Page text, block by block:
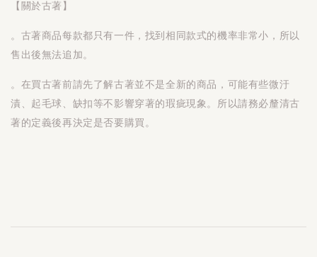
【關於古著】
。古著商品每款都只有一件，找到相同款式的機率非常小，所以
售出後無法追加。
。在買古著前請先了解古著並不是全新的商品，可能有些微汙
漬、起毛球、缺扣等不影響穿著的瑕疵現象。所以請務必釐清古
著的定義後再決定是否要購買。